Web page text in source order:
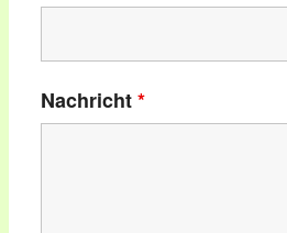
Nachricht*